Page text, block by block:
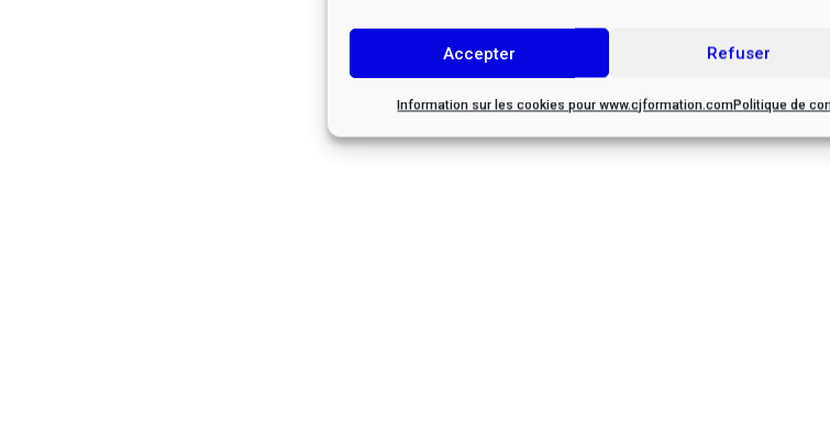
Accepter Refuser
Information sur les cookies pour www.cjformation.comPolitique de